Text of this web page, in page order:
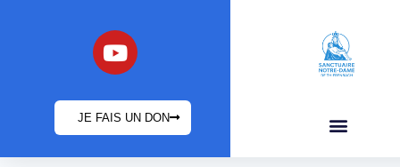
Y
o
t
u
b
JE FAIS UN DON